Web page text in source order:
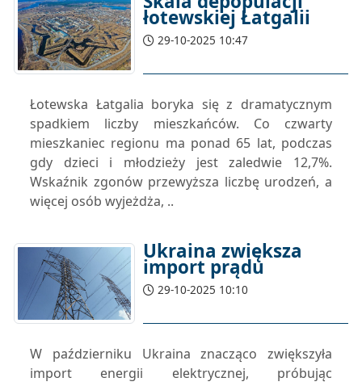
łotewskiej Łatgalii
29-10-2025 10:47
Łotewska Łatgalia boryka się z dramatycznym
spadkiem liczby mieszkańców. Co czwarty
mieszkaniec regionu ma ponad 65 lat, podczas
gdy dzieci i młodzieży jest zaledwie 12,7%.
Wskaźnik zgonów przewyższa liczbę urodzeń, a
więcej osób wyjeżdża, ..
Ukraina zwiększa
import prądu
29-10-2025 10:10
W październiku Ukraina znacząco zwiększyła
import energii elektrycznej, próbując